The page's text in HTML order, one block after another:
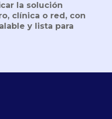
la solución
clínica o red, con
y lista para